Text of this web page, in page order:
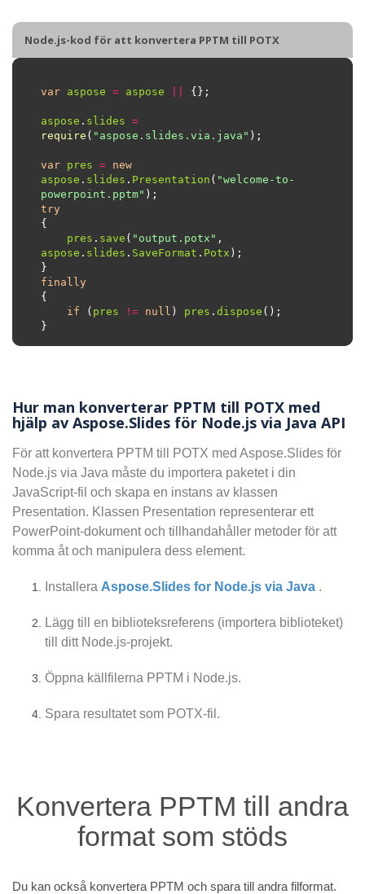
Node.js-kod för att konvertera PPTM till POTX
var aspose = aspose
aspose . slides =
require ( "aspose.slides.via.java"
var pres = new
aspose . slides . Presentation ( "welcome-to-
powerpoint.pptm"
try
pres . save ( "output.potx"
aspose . slides . SaveFormat . Potx
finally
if ( pres != null ) pres . dispose
Hur man konverterar PPTM till POTX med
hjälp av Aspose.Slides för Node.js via Java API
För att konvertera PPTM till POTX med Aspose.Slides för
Node.js via Java måste du importera paketet i din
JavaScript-fil och skapa en instans av klassen
Presentation. Klassen Presentation representerar ett
PowerPoint-dokument och tillhandahåller metoder för att
komma åt och manipulera dess element.
Installera Aspose.Slides for Node.js via Java .
Lägg till en biblioteksreferens (importera biblioteket)
till ditt Node.js-projekt.
Öppna källfilerna PPTM i Node.js.
Spara resultatet som POTX-fil.
Konvertera PPTM till andra
format som stöds
Du kan också konvertera PPTM och spara till andra filformat.